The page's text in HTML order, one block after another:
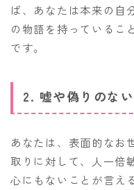
ば、あなたは本来の自
の物語を持っているこ
です。
2. 嘘や偽りのな
あなたは、表面的なお
取りに対して、人一倍
心にもないことが言え